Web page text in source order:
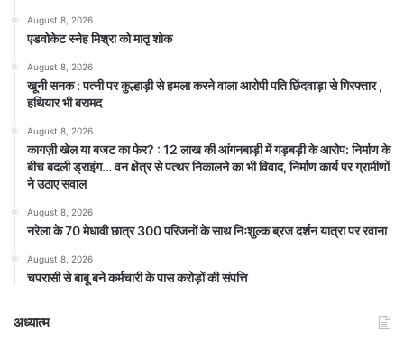
August 8, 2026
एडवोकेट स्नेह मिश्रा को मातृ शोक
August 8, 2026
खूनी सनक : पत्नी पर कुल्हाड़ी से हमला करने वाला आरोपी पति छिंदवाड़ा से गिरफ्तार ,
हथियार भी बरामद
August 8, 2026
कागज़ी खेल या बजट का फेर? : 12 लाख की आंगनबाड़ी में गड़बड़ी के आरोप: निर्माण के
बीच बदली ड्राइंग… वन क्षेत्र से पत्थर निकालने का भी विवाद, निर्माण कार्य पर ग्रामीणों
ने उठाए सवाल
August 8, 2026
नरेला के 70 मेधावी छात्र 300 परिजनों के साथ निःशुल्क ब्रज दर्शन यात्रा पर रवाना
August 8, 2026
चपरासी से बाबू बने कर्मचारी के पास करोड़ों की संपत्ति
अध्यात्म